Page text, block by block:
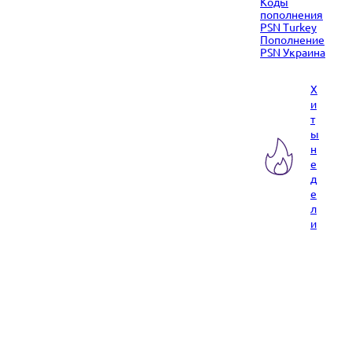
пополнения
PSN Turkey
Пополнение
PSN Украина
Х
и
т
ы
н
е
д
е
л
и